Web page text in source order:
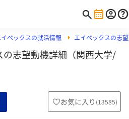
ベックスの就活情報 エイベックスの志
志望動機詳細（関西大学/
お気に入り (13585)